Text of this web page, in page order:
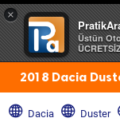
×
Üstün
2018 Dacia
Dacia Duster